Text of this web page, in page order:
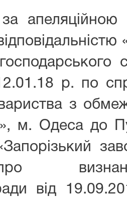
за
р. по
з
м. Одеса до
про
від